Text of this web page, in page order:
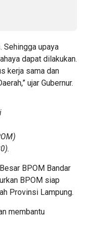
Sehingga upaya
dapat dilakukan.
kerja sama dan
ujar Gubernur.
BPOM Bandar
BPOM siap
Provinsi Lampung.
membantu